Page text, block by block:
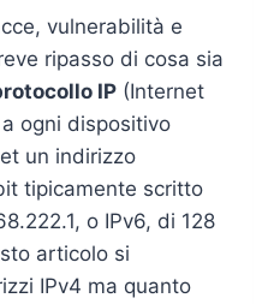
vulnerabilità e
ripasso di cosa sia
IP (Internet
ogni dispositivo
un indirizzo
tipicamente scritto
o IPv6, di 128
articolo si
IPv4 ma quanto